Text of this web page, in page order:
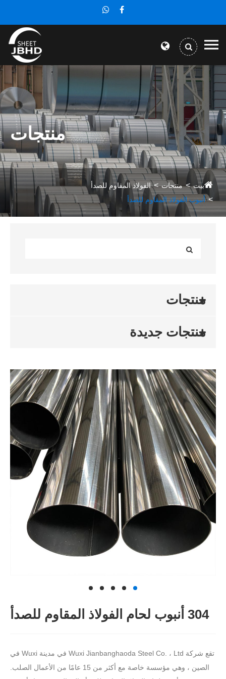
منتجات
بيت منتجات
الفولاذ المقاوم للصدأ
أنبوب الفولاذ المقاوم للصدأ
منتجات
منتجات جديدة
304 أنبوب لحام الفولاذ المقاوم للصدأ
تقع شركة Wuxi Jianbanghaoda Steel Co. ، Ltd في مدينة Wuxi في
الصين ، وهي مؤسسة خاصة مع أكثر من 15 عامًا من الأعمال الصلب.